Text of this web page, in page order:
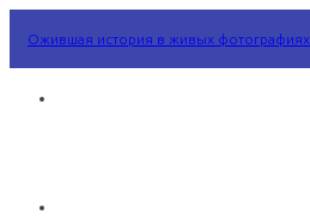
Ожившая история в живых фотографиях